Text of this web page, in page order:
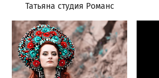
Татьяна студия Романс